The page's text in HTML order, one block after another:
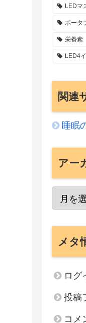
LEDマ
ポータ
栄養素
LED4
関連
睡眠
アー
メタ
ログ
投稿
コメ